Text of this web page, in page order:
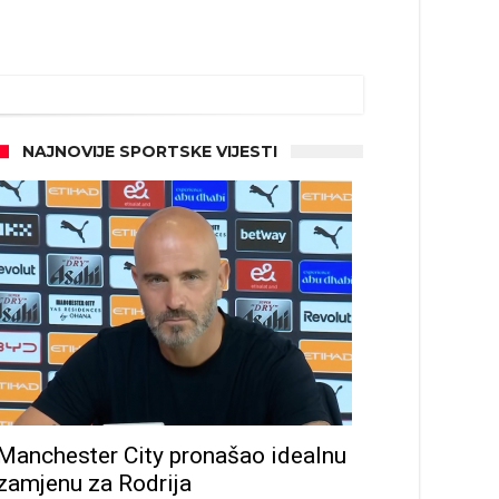
NAJNOVIJE SPORTSKE VIJESTI
City pronašao idealnu
za Rodrija